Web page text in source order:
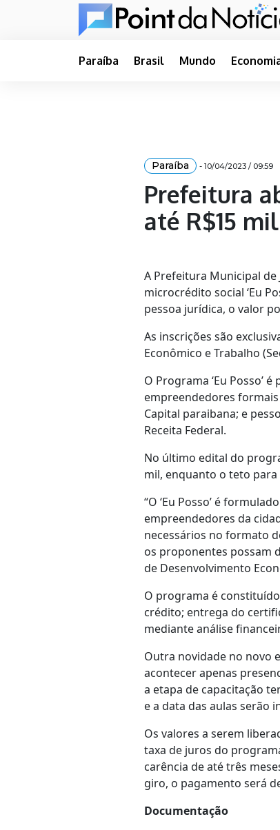
Paraíba Brasil Mundo
Paraíba - 10/04/2023 / 09:59
Prefeitura
até R$15 mil
A Prefeitura Municipal de
microcrédito social ‘Eu
pessoa jurídica, o valor
As inscrições são
Econômico e Trabalho
O Programa ‘Eu Posso’
empreendedores
Capital paraibana; e
Receita Federal.
No último edital do
mil, enquanto o teto para
“O ‘Eu Posso’ é
empreendedores da
necessários no formato
os proponentes possam
de Desenvolvimento
O programa é
crédito; entrega do
mediante análise
Outra novidade no novo
acontecer apenas
a etapa de capacitação
e a data das aulas serão
Os valores a serem
taxa de juros do
carência de até três
giro, o pagamento será
Documentação